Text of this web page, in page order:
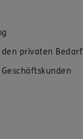
privaten Bedarf